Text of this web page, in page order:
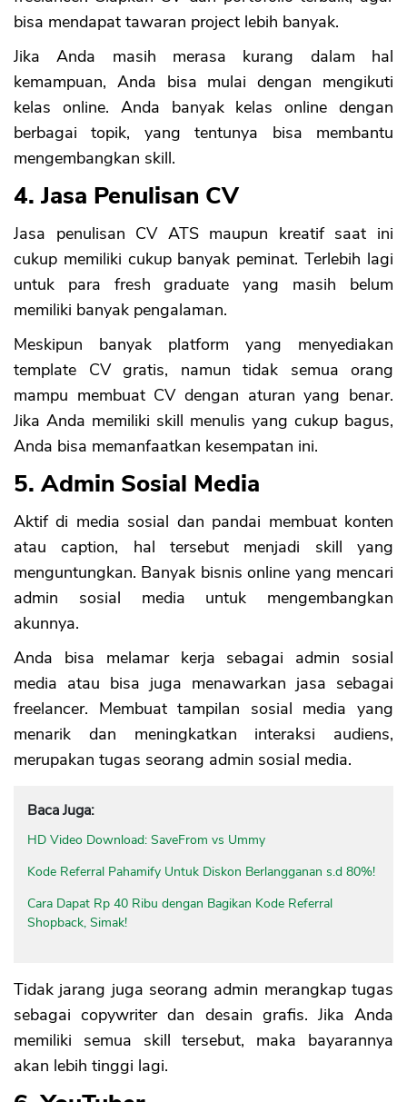
bisa mendapat tawaran project lebih banyak.
Jika Anda masih merasa kurang dalam hal
kemampuan, Anda bisa mulai dengan mengikuti
kelas online. Anda banyak kelas online dengan
berbagai topik, yang tentunya bisa membantu
mengembangkan skill.
4. Jasa Penulisan CV
Jasa penulisan CV ATS maupun kreatif saat ini
cukup memiliki cukup banyak peminat. Terlebih lagi
untuk para fresh graduate yang masih belum
memiliki banyak pengalaman.
Meskipun banyak platform yang menyediakan
template CV gratis, namun tidak semua orang
mampu membuat CV dengan aturan yang benar.
Jika Anda memiliki skill menulis yang cukup bagus,
Anda bisa memanfaatkan kesempatan ini.
5. Admin Sosial Media
Aktif di media sosial dan pandai membuat konten
atau caption, hal tersebut menjadi skill yang
menguntungkan. Banyak bisnis online yang mencari
admin sosial media untuk mengembangkan
akunnya.
Anda bisa melamar kerja sebagai admin sosial
media atau bisa juga menawarkan jasa sebagai
freelancer. Membuat tampilan sosial media yang
menarik dan meningkatkan interaksi audiens,
merupakan tugas seorang admin sosial media.
Baca Juga:
HD Video Download: SaveFrom vs Ummy
Kode Referral Pahamify Untuk Diskon Berlangganan s.d 80%!
Cara Dapat Rp 40 Ribu dengan Bagikan Kode Referral
Shopback, Simak!
Tidak jarang juga seorang admin merangkap tugas
sebagai copywriter dan desain grafis. Jika Anda
memiliki semua skill tersebut, maka bayarannya
akan lebih tinggi lagi.